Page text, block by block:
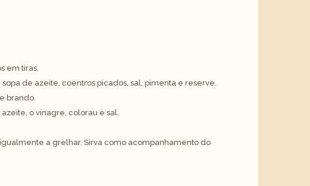
em tiras.
de azeite, coentros picados, sal, pimenta e reserve.
brando.
o vinagre, colorau e sal.
a grelhar. Sirva como acompanhamento do